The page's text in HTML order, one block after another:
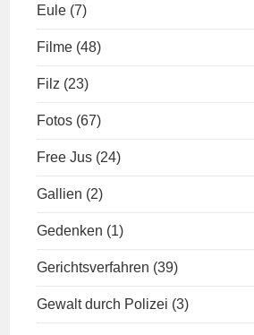
Eule (7)
Filme (48)
Filz (23)
Fotos (67)
Free Jus (24)
Gallien (2)
Gedenken (1)
Gerichtsverfahren (39)
Gewalt durch Polizei (3)